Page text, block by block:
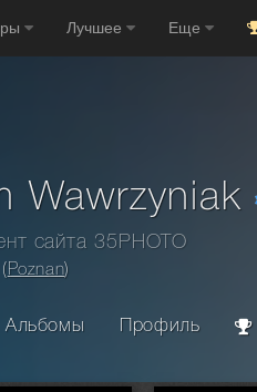
Лучшее Еще
Wawrzyniak
сайта 35PHOTO
( Poznan)
Альбомы Профиль